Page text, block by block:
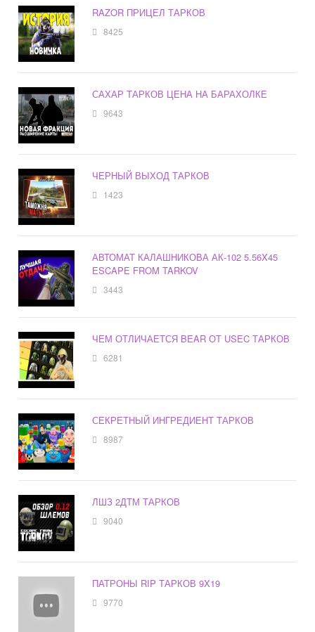
RAZOR ПРИЦЕЛ ТАРКОВ
8425
САХАР ТАРКОВ ЦЕНА НА БАРАХОЛКЕ
9643
ЧЕРНЫЙ ВЫХОД ТАРКОВ
1423
АВТОМАТ КАЛАШНИКОВА АК-102 5.56X45
ESCAPE FROM TARKOV
3443
ЧЕМ ОТЛИЧАЕТСЯ BEAR ОТ USEC ТАРКОВ
6281
СЕКРЕТНЫЙ ИНГРЕДИЕНТ ТАРКОВ
8987
ЛШЗ 2ДТМ ТАРКОВ
9040
ПАТРОНЫ RIP ТАРКОВ 9X19
9770